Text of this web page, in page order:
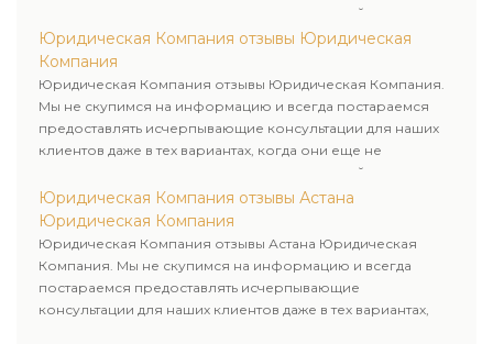
пользовались юридическими услугами нашей компании.
Юридическая Компания отзывы Юридическая
Компания
Юридическая Компания отзывы Юридическая Компания.
Мы не скупимся на информацию и всегда постараемся
предоставлять исчерпывающие консультации для наших
клиентов даже в тех вариантах, когда они еще не
пользовались юридическими услугами нашей компании.
Юридическая Компания отзывы Астана
Юридическая Компания
Юридическая Компания отзывы Астана Юридическая
Компания. Мы не скупимся на информацию и всегда
постараемся предоставлять исчерпывающие
консультации для наших клиентов даже в тех вариантах,